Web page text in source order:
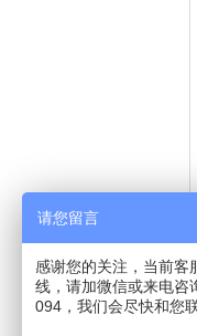
请您留言
感谢您的关注，当前客
线，请加微信或来电咨
094，我们会尽快和您联